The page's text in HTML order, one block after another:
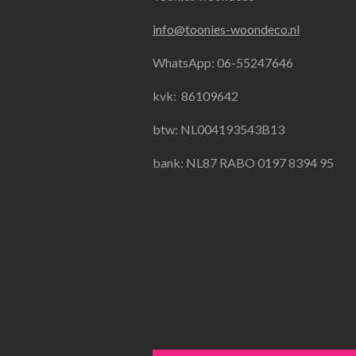
b
o
k
a
g
a
s
A
info@toonies-woondeco.nl
WhatsApp: 06-55247646
kvk: 86109642
btw: NL004193543B13
bank: NL87 RABO 0197 8394 95